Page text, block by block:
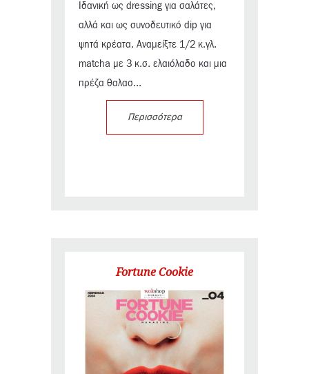
Ιδανική ως dressing για σαλάτες,
αλλά και ως συνοδευτικό dip για
ψητά κρέατα. Αναμείξτε 1/2 κ.γλ.
matcha με 3 κ.σ. ελαιόλαδο και μια
πρέζα θαλασ...
Περισσότερα
Fortune Cookie